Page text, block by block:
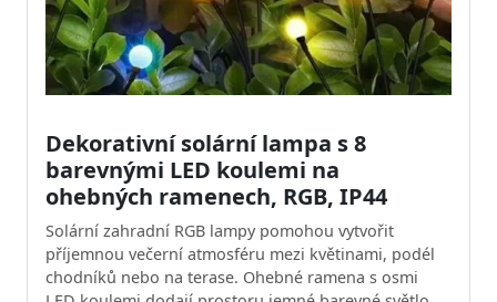
Dekorativní solární lampa s 8
barevnými LED koulemi na
ohebných ramenech, RGB, IP44
Solární zahradní RGB lampy pomohou vytvořit
příjemnou večerní atmosféru mezi květinami, podél
chodníků nebo na terase. Ohebné ramena s osmi